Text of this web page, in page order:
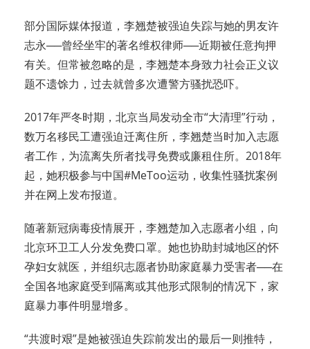
部分国际媒体报道，李翘楚被强迫失踪与她的男友许
志永──曾经坐牢的著名维权律师──近期被任意拘押
有关。但常被忽略的是，李翘楚本身致力社会正义议
题不遗馀力，过去就曾多次遭警方骚扰恐吓。
2017年严冬时期，北京当局发动全市“大清理”行动，
数万名移民工遭强迫迁离住所，李翘楚当时加入志愿
者工作，为流离失所者找寻免费或廉租住所。2018年
起，她积极参与中国#MeToo运动，收集性骚扰案例
并在网上发布报道。
随著新冠病毒疫情展开，李翘楚加入志愿者小组，向
北京环卫工人分发免费口罩。她也协助封城地区的怀
孕妇女就医，并组织志愿者协助家庭暴力受害者──在
全国各地家庭受到隔离或其他形式限制的情况下，家
庭暴力事件明显增多。
“共渡时艰”是她被强迫失踪前发出的最后一则推特，